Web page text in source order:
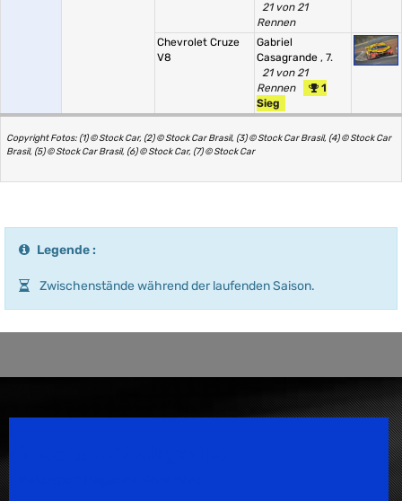
21 von 21
Rennen
Chevrolet Cruze
V8
Gabriel
Casagrande , 7.
21 von 21
Rennen
1
Sieg
Copyright Fotos: (1) © Stock Car, (2) © Stock Car Brasil, (3) © Stock Car Brasil, (4) © Stock Car
Brasil, (5) © Stock Car Brasil, (6) © Stock Car, (7) © Stock Car
Legende :
Zwischenstände während der laufenden Saison.